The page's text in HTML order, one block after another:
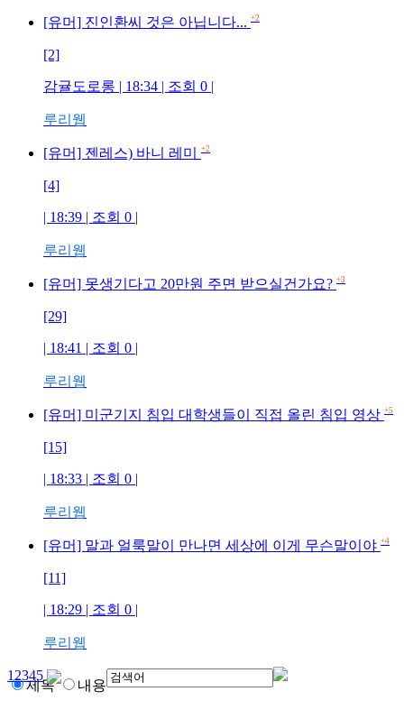
[유머] 진인환씨 것은 아닙니다... +2
[2]
감귤도로롱 | 18:34 | 조회 0 |
루리웹
[유머] 젠레스) 바니 레미 +2
[4]
| 18:39 | 조회 0 |
루리웹
[유머] 못생기다고 20만원 주면 받으실건가요? +3
[29]
| 18:41 | 조회 0 |
루리웹
[유머] 미군기지 침입 대학생들이 직접 올린 침입 영상 +5
[15]
| 18:33 | 조회 0 |
루리웹
[유머] 말과 얼룩말이 만나면 세상에 이게 무슨말이야 +4
[11]
| 18:29 | 조회 0 |
루리웹
12345
제목 내용